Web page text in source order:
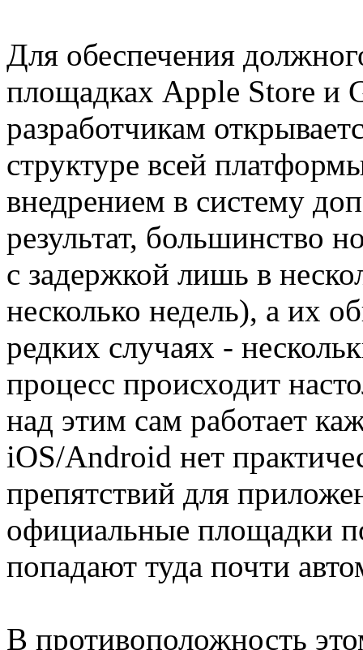
Для обеспечения
площадках Apple Store и
разработчикам
структуре всей
внедрением в систему
результат, большинство
с задержкой лишь в
несколько недель), а их
редких случаях -
процесс происходит
над этим сам работает
iOS/Android нет
препятствий для
официальные площадки
попадают туда почти
В противоположность